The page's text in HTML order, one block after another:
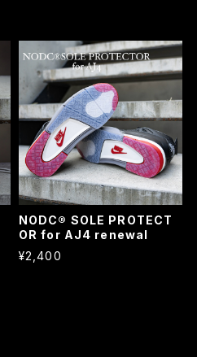
NODC® SOLE PROTECT
OR for AJ4 renewal
¥2,400